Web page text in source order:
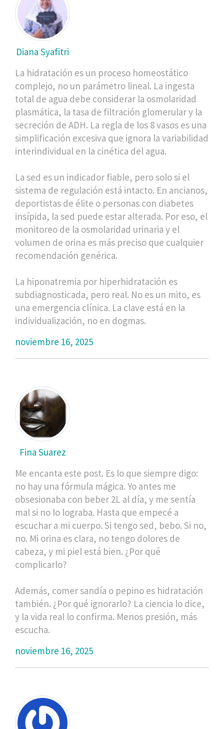
Diana Syafitri
La hidratación es un proceso homeostático
complejo, no un parámetro lineal. La ingesta
total de agua debe considerar la osmolaridad
plasmática, la tasa de filtración glomerular y la
secreción de ADH. La regla de los 8 vasos es una
simplificación excesiva que ignora la variabilidad
interindividual en la cinética del agua.
La sed es un indicador fiable, pero solo si el
sistema de regulación está intacto. En ancianos,
deportistas de élite o personas con diabetes
insípida, la sed puede estar alterada. Por eso, el
monitoreo de la osmolaridad urinaria y el
volumen de orina es más preciso que cualquier
recomendación genérica.
La hiponatremia por hiperhidratación es
subdiagnosticada, pero real. No es un mito, es
una emergencia clínica. La clave está en la
individualización, no en dogmas.
noviembre 16, 2025
Fina Suarez
Me encanta este post. Es lo que siempre digo:
no hay una fórmula mágica. Yo antes me
obsesionaba con beber 2L al día, y me sentía
mal si no lo lograba. Hasta que empecé a
escuchar a mi cuerpo. Si tengo sed, bebo. Si no,
no. Mi orina es clara, no tengo dolores de
cabeza, y mi piel está bien. ¿Por qué
complicarlo?
Además, comer sandía o pepino es hidratación
también. ¿Por qué ignorarlo? La ciencia lo dice,
y la vida real lo confirma. Menos presión, más
escucha.
noviembre 16, 2025